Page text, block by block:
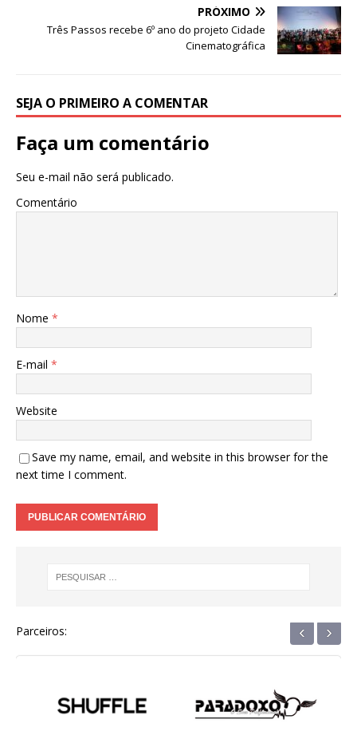
PRÓXIMO
Três Passos recebe 6º ano do projeto Cidade
Cinematográfica
SEJA O PRIMEIRO A COMENTAR
Faça um comentário
Seu e-mail não será publicado.
Comentário
Nome *
E-mail *
Website
Save my name, email, and website in this browser for the
next time I comment.
Parceiros: ‹ ›